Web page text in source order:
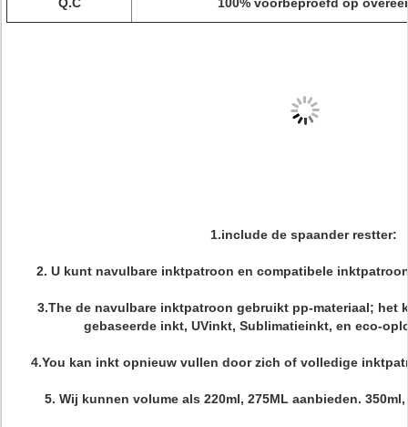
1.include de spaander restter:
2. U kunt navulbare inktpatroon en compatibele
3.The de navulbare inktpatroon gebruikt pp-materiaal; het
gebaseerde inkt, UVinkt, Sublimatieinkt, en eco-
4.You kan inkt opnieuw vullen door zich of volledige
5. Wij kunnen volume als 220ml, 275ML aanbieden.